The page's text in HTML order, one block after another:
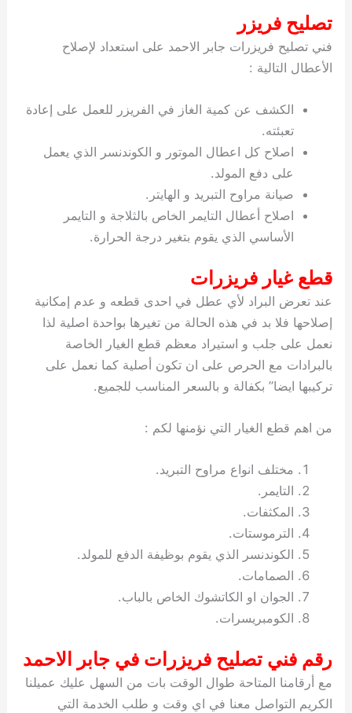
تصليح فريزر
فني تصليح فريزرات جابر الاحمد على استعداد لإصلاح
الأعطال التالية :
الكشف عن كمية الغاز في الفريزر للعمل على إعادة
تعبئته.
اصلاح كل اعطال الموتور و الكوندنسر الذي يعمل
على دفع المولد.
صيانة مراوح التبريد و الهايتر.
اصلاح أعطال التايمر الخاص بالثلاجة و التايمر
الأساسي الذي يقوم بتغير درجة الحرارة.
قطع غيار فريزرات
عند تعرض البراد لأي عطل في احدى قطعه و عدم إمكانية
إصلاحها فلا بد في هذه الحالة من تغيرها بواحدة اصلية لذا
نعمل على جلب و استيراد معظم قطع الغيار الخاصة
بالبرادات مع الحرص على ان تكون أصلية كما نعمل على
تركيبها ايضا” بكفالة و بالسعر المناسب للجميع.
من اهم قطع الغيار التي نؤمنها لكم :
مختلف انواع مراوح التبريد.
التايمر.
المكثفات.
الترموستات.
الكوندنسر الذي يقوم بوظيفة الدفع للمولد.
الصمامات.
الجوان او الكاتشوك الخاص بالباب.
الكومبريسرات.
رقم فني تصليح فريزرات في جابر الاحمد
مع أرقامنا المتاحة طوال الوقت بات من السهل عليك عميلنا
الكريم التواصل معنا في اي وقت و طلب الخدمة التي